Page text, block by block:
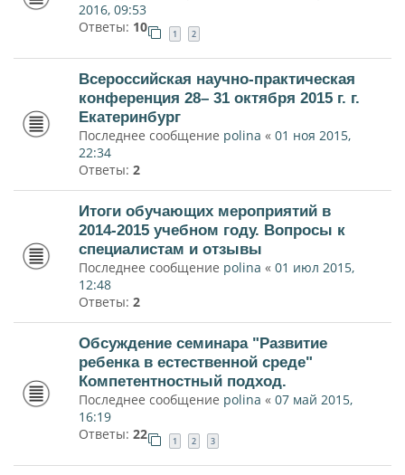
2016, 09:53
Ответы: 10 1 2
Всероссийская научно-практическая
конференция 28– 31 октября 2015 г. г.
Екатеринбург
Последнее сообщение polina « 01 ноя 2015,
22:34
Ответы: 2
Итоги обучающих мероприятий в
2014-2015 учебном году. Вопросы к
специалистам и отзывы
Последнее сообщение polina « 01 июл 2015,
12:48
Ответы: 2
Обсуждение семинара "Развитие
ребенка в естественной среде"
Компетентностный подход.
Последнее сообщение polina « 07 май 2015,
16:19
Ответы: 22 1 2 3